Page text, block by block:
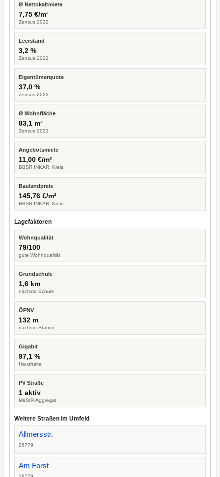
Ø Nettokaltmiete
7,75 €/m²
Zensus 2022
Leerstand
3,2 %
Zensus 2022
Eigentümerquote
37,0 %
Zensus 2022
Ø Wohnfläche
83,1 m²
Zensus 2022
Angebotsmiete
11,00 €/m²
BBSR INKAR, Kreis
Baulandpreis
145,76 €/m²
BBSR INKAR, Kreis
Lagefaktoren
Wohnqualität
79/100
gute Wohnqualität
Grundschule
1,6 km
nächste Schule
ÖPNV
132 m
nächste Station
Gigabit
97,1 %
Haushalte
PV Straße
1 aktiv
MaStR-Aggregat
Weitere Straßen im Umfeld
Allmersstr.
28779
Am Forst